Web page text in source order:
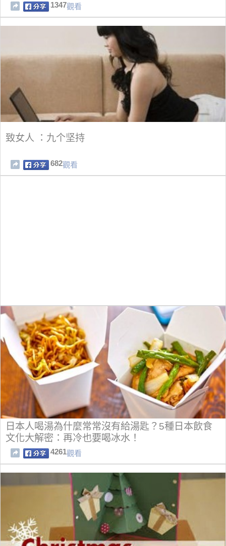
1347觀看
致女人 ：九个坚持
682觀看
日本人喝湯為什麼常常沒有給湯匙？5種日本飲食
文化大解密：再冷也要喝冰水！
4261觀看